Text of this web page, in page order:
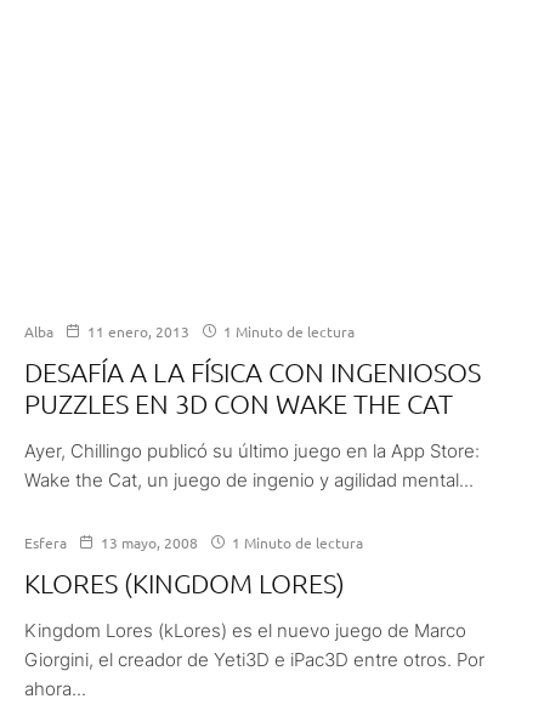
Alba 11 enero, 2013 1 Minuto de lectura
DESAFÍA A LA FÍSICA CON INGENIOSOS
PUZZLES EN 3D CON WAKE THE CAT
Ayer, Chillingo publicó su último juego en la App Store:
Wake the Cat, un juego de ingenio y agilidad mental...
Esfera 13 mayo, 2008 1 Minuto de lectura
KLORES (KINGDOM LORES)
Kingdom Lores (kLores) es el nuevo juego de Marco
Giorgini, el creador de Yeti3D e iPac3D entre otros. Por
ahora...